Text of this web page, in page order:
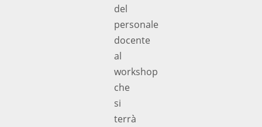
del
personale
docente
al
workshop
che
si
terrà